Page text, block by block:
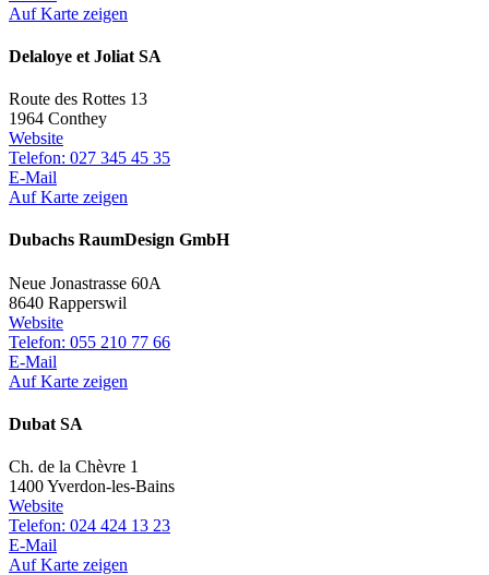
Auf Karte zeigen
Delaloye et Joliat SA
Route des Rottes 13
1964 Conthey
Website
Telefon: 027 345 45 35
E-Mail
Auf Karte zeigen
Dubachs RaumDesign GmbH
Neue Jonastrasse 60A
8640 Rapperswil
Website
Telefon: 055 210 77 66
E-Mail
Auf Karte zeigen
Dubat SA
Ch. de la Chèvre 1
1400 Yverdon-les-Bains
Website
Telefon: 024 424 13 23
E-Mail
Auf Karte zeigen